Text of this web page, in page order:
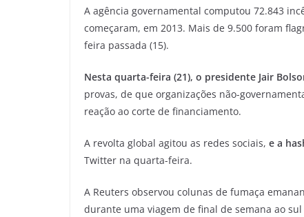
A agência governamental computou 72.843
começaram, em 2013. Mais de 9.500 foram
feira passada (15).
Nesta quarta-feira (21), o presidente Jair
provas, de que organizações não-
reação ao corte de financiamento.
A revolta global agitou as redes sociais, e a
Twitter na quarta-feira.
A Reuters observou colunas de fumaça
durante uma viagem de final de semana ao